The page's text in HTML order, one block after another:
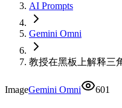
AI Prompts
Gemini Omni
教授在黑板上解释三
ImageGemini Omni 601